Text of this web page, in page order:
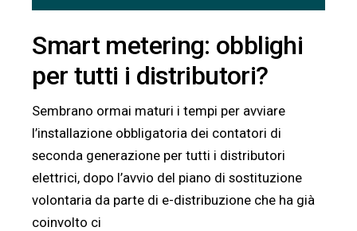
Smart metering: obblighi
per tutti i distributori?
Sembrano ormai maturi i tempi per avviare
l’installazione obbligatoria dei contatori di
seconda generazione per tutti i distributori
elettrici, dopo l’avvio del piano di sostituzione
volontaria da parte di e-distribuzione che ha già
coinvolto ci